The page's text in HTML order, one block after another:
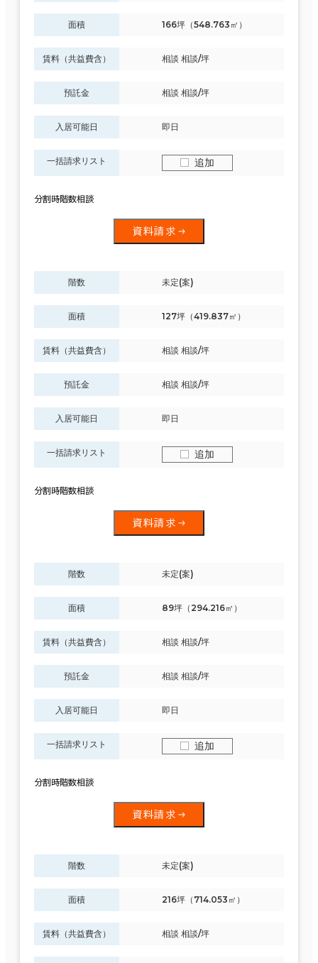
面積 166坪（548.763㎡）
賃料（共益費含） 相談 相談/坪
預託金 相談 相談/坪
入居可能日 即日
一括請求リスト 追加
分割時階数相談
資料請求
階数 未定(案)
面積 127坪（419.837㎡）
賃料（共益費含） 相談 相談/坪
預託金 相談 相談/坪
入居可能日 即日
一括請求リスト 追加
分割時階数相談
資料請求
階数 未定(案)
面積 89坪（294.216㎡）
賃料（共益費含） 相談 相談/坪
預託金 相談 相談/坪
入居可能日 即日
一括請求リスト 追加
分割時階数相談
資料請求
階数 未定(案)
面積 216坪（714.053㎡）
賃料（共益費含） 相談 相談/坪